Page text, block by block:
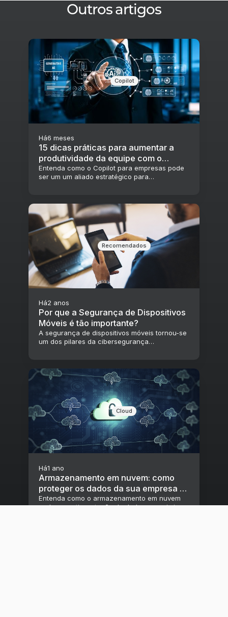
Outros artigos
Copilot
Há6 meses
15 dicas práticas para aumentar a
produtividade da equipe com o
Copilot para empresas
Entenda como o Copilot para empresas pode
ser um um aliado estratégico para
Recomendados
Há2 anos
Por que a Segurança de Dispositivos
Móveis é tão importante?
A segurança de dispositivos móveis tornou-se
um dos pilares da cibersegurança
Cloud
Há1 ano
Armazenamento em nuvem: como
proteger os dados da sua empresa e
maximizar a performance
Entenda como o armazenamento em nuvem
pode garantir proteção de dados e maximizar